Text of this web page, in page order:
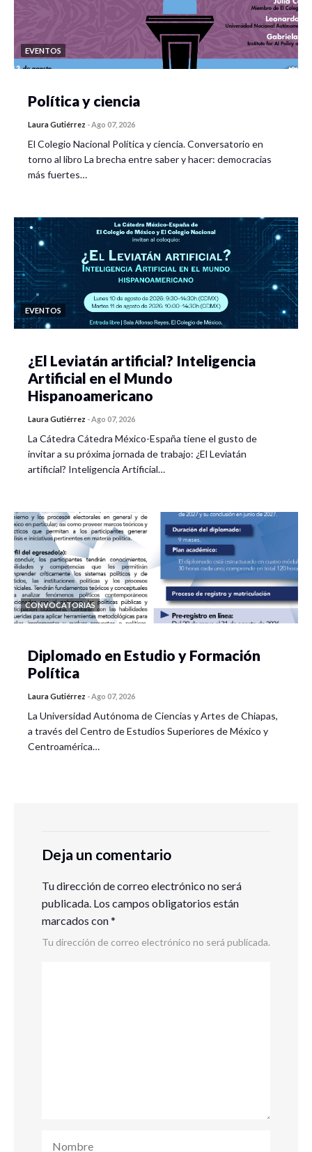
EVENTOS
Política y ciencia
Laura Gutiérrez -Ago 07, 2026
El Colegio Nacional Política y ciencia. Conversatorio en
torno al libro La brecha entre saber y hacer: democracias
más fuertes…
EVENTOS
¿El Leviatán artificial? Inteligencia
Artificial en el Mundo
Hispanoamericano
Laura Gutiérrez -Ago 07, 2026
La Cátedra Cátedra México-España tiene el gusto de
invitar a su próxima jornada de trabajo: ¿El Leviatán
artificial? Inteligencia Artificial…
CONVOCATORIAS
Diplomado en Estudio y Formación
Política
Laura Gutiérrez -Ago 07, 2026
La Universidad Autónoma de Ciencias y Artes de Chiapas,
a través del Centro de Estudios Superiores de México y
Centroamérica…
Deja un comentario
Tu dirección de correo electrónico no será
publicada. Los campos obligatorios están
marcados con*
Tu dirección de correo electrónico no será publicada.